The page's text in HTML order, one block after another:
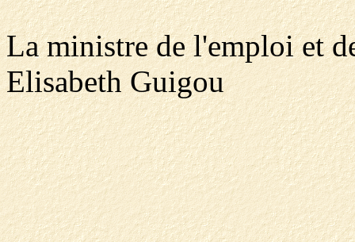
La ministre de l'emploi et
Elisabeth Guigou